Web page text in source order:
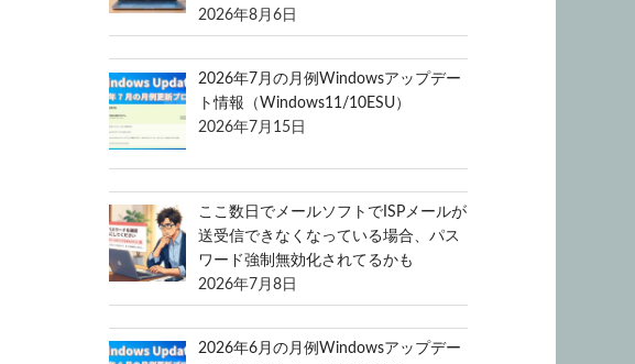
2026年8月6日
2026年7月の月例Windowsアップデー
ト情報（Windows11/10ESU）
2026年7月15日
ここ数日でメールソフトでISPメールが
送受信できなくなっている場合、パス
ワード強制無効化されてるかも
2026年7月8日
2026年6月の月例Windowsアップデー